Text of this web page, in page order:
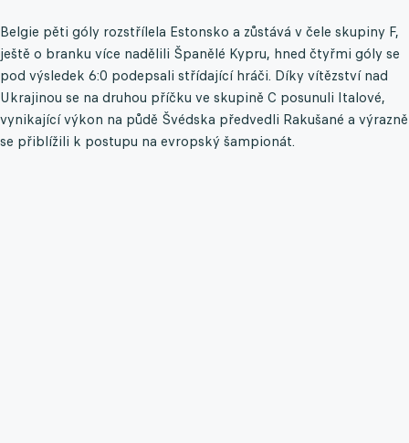
Belgie pěti góly rozstřílela Estonsko a zůstává v čele skupiny F,
ještě o branku více nadělili Španělé Kypru, hned čtyřmi góly se
pod výsledek 6:0 podepsali střídající hráči. Díky vítězství nad
Ukrajinou se na druhou příčku ve skupině C posunuli Italové,
vynikající výkon na půdě Švédska předvedli Rakušané a výrazně
se přiblížili k postupu na evropský šampionát.